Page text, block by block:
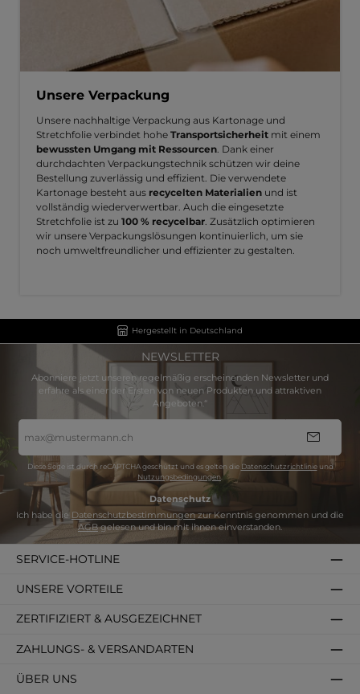
Unsere Verpackung
Unsere nachhaltige Verpackung aus Kartonage und
Stretchfolie verbindet hohe Transportsicherheit mit einem
bewussten Umgang mit Ressourcen. Dank einer
durchdachten Verpackungstechnik schützen wir deine
Bestellung zuverlässig und effizient. Die verwendete
Kartonage besteht aus recycelten Materialien und ist
vollständig wiederverwertbar. Auch die eingesetzte
Stretchfolie ist zu 100 % recycelbar. Zusätzlich optimieren
wir unsere Verpackungslösungen kontinuierlich, um sie
noch umweltfreundlicher und effizienter zu gestalten.
Hergestellt in Deutschland
NEWSLETTER
Abonniere jetzt unseren regelmäßig erscheinenden Newsletter und
erfahre als einer der Ersten von neuen Produkten und attraktiven
Angeboten.“
Mail-
Adresse
Diese Seite ist durch reCAPTCHA geschützt und es gelten die Datenschutzrichtlinieund
Nutzungsbedingungen
Datenschutz
Ich habe die Datenschutzbestimmungenzur Kenntnis genommen und die
AGBgelesen und bin mit ihnen einverstanden.
SERVICE-HOTLINE
ZAHLUNGS- & VERSANDARTEN
ÜBER UNS
ZERTIFIZIERT & AUSGEZEICHNET
UNSERE VORTEILE